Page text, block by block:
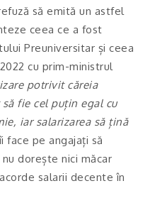
să emită un astfel
ceea ce a fost
Preuniversitar și ceea
cu prim-ministrul
potrivit căreia
fie cel puțin egal cu
iar salarizarea să țină
face pe angajați să
dorește nici măcar
salarii decente în